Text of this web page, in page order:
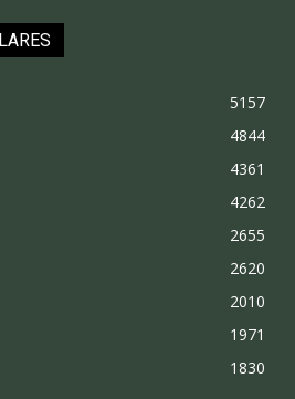
5157
4844
4361
4262
2655
2620
2010
1971
1830